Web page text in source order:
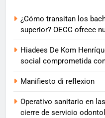
¿Cómo transitan los
superior? OECC ofrece
Hiadees De Kom
social comprometida
Manifiesto di reflexion
Operativo sanitario en
cierre de servicio